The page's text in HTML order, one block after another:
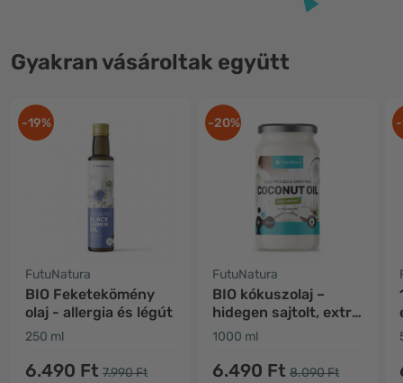
Gyakran vásároltak együtt
-19%
FutuNatura
BIO Feketekömény
olaj - allergia és légút
250 ml
6.490 Ft 7.990 Ft
-20%
FutuNatura
BIO kókuszolaj –
hidegen sajtolt, extra
szűz
1000 ml
6.490 Ft 8.090 Ft